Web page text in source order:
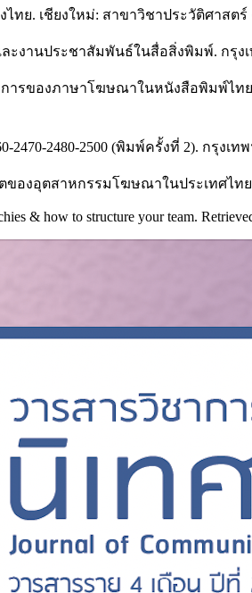
ไทย. เชียงใหม่: สาขาวิชาประวัติศาส
งานประชาสัมพันธ์ในสื่อสิ่งพิมพ์. กรุ
ของภาษาโฆษณาในหนังสือพิมพ์ไทย
2480-2500 (พิมพ์ครั้งที่ 2). กรุงเท
องอุตสาหกรรมโฆษณาในประเทศไ
& how to structure your team.